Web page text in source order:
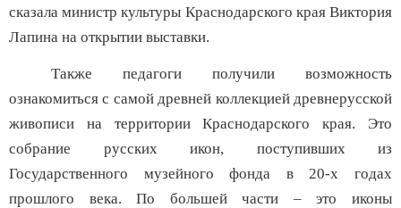
сказала министр культуры Краснодарского края Виктория
Лапина на открытии выставки.
Также педагоги получили возможность
ознакомиться с самой древней коллекцией древнерусской
живописи на территории Краснодарского края. Это
собрание русских икон, поступивших из
Государственного музейного фонда в 20-х годах
прошлого века. По большей части – это иконы